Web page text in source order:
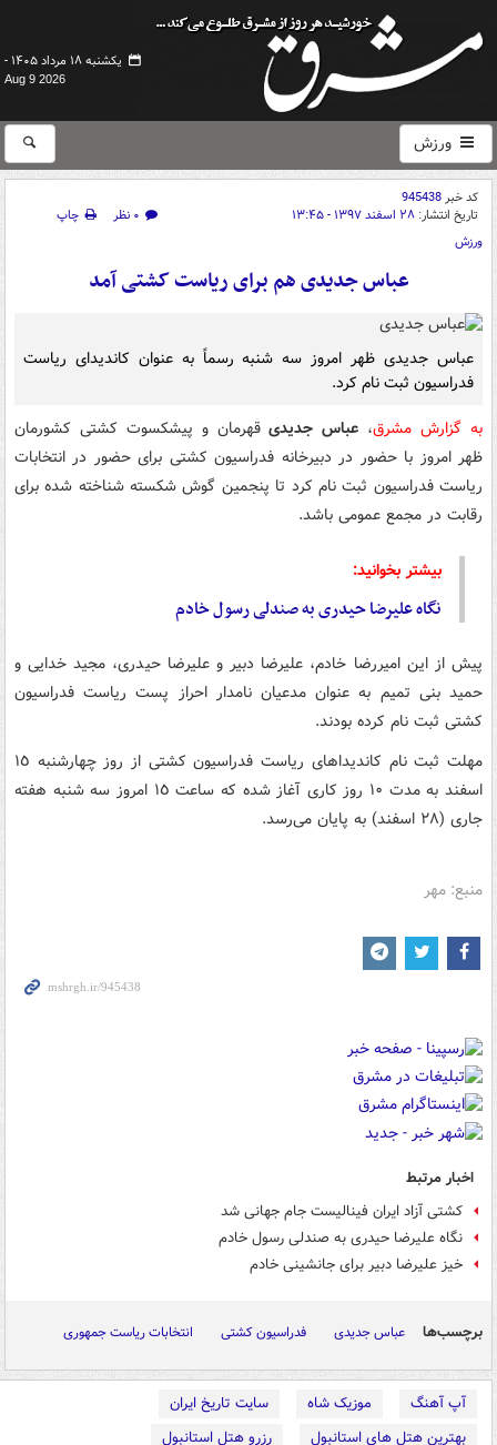
یکشنبه ۱۸ مرداد ۱۴۰۵ -
Aug 9 2026
ورزش
کد خبر945438
تاریخ انتشار: ۲۸ اسفند ۱۳۹۷ - ۱۳:۴۵ ۰ نظر
چاپ
ورزش
عباس جدیدی هم برای ریاست کشتی آمد
عباس جدیدی ظهر امروز سه شنبه رسماً به عنوان کاندیدای ریاست
فدراسیون ثبت نام کرد.
به گزارش مشرق، عباس جدیدیقهرمان و پیشکسوت کشتی کشورمان
ظهر امروز با حضور در دبیرخانه فدراسیون کشتی برای حضور در انتخابات
ریاست فدراسیون ثبت نام کرد تا پنجمین گوش شکسته شناخته شده برای
رقابت در مجمع عمومی باشد.
بیشتر بخوانید:
نگاه علیرضا حیدری به صندلی رسول خادم
پیش از این امیررضا خادم، علیرضا دبیر و علیرضا حیدری، مجید خدایی و
حمیدبنی تمیم به عنوان مدعیان نامدار احراز پست ریاست فدراسیون
کشتی ثبت نام کرده بودند.
مهلت ثبت نام کاندیداهای ریاست فدراسیون کشتی از روز چهارشنبه ١٥
اسفند به مدت ۱۰ روز کاری آغاز شده که ساعت ١٥ امروز سه شنبه هفته
جاری (٢٨ اسفند) به پایان می‌رسد.
منبع: مهر
اخبار مرتبط
کشتی آزاد ایران فینالیست جام جهانی شد
نگاه علیرضا حیدری به صندلی رسول خادم
خیز علیرضا دبیر برای جانشینی خادم
برچسب‌ها عباس جدیدی فدراسیون کشتی انتخابات ریاست جمهوری
آپ آهنگ موزیک شاه
سایت تاریخ ایران
بهترین هتل های استانبول
رزرو هتل استانبول